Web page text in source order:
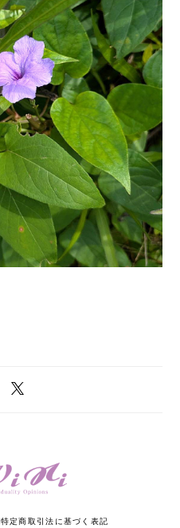
特定商取引法に基づく表記